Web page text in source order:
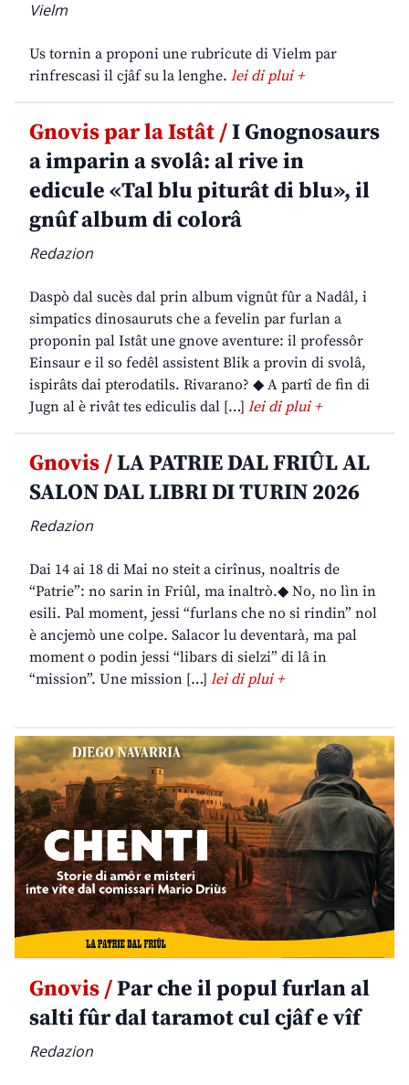
Vielm
Us tornin a proponi une rubricute di Vielm par
rinfrescasi il cjâf su la lenghe. lei di plui +
Gnovis par la Istât /I Gnognosaurs
a imparin a svolâ: al rive in
edicule «Tal blu piturât di blu», il
gnûf album di colorâ
Redazion
Daspò dal sucès dal prin album vignût fûr a Nadâl, i
simpatics dinosauruts che a fevelin par furlan a
proponin pal Istât une gnove aventure: il professôr
Einsaur e il so fedêl assistent Blik a provin di svolâ,
ispirâts dai pterodatils. Rivarano? ◆ A partî de fin di
Jugn al è rivât tes ediculis dal […] lei di plui +
Gnovis /LA PATRIE DAL FRIÛL AL
SALON DAL LIBRI DI TURIN 2026
Redazion
Dai 14 ai 18 di Mai no steit a cirînus, noaltris de
“Patrie”: no sarin in Friûl, ma inaltrò.◆ No, no lìn in
esili. Pal moment, jessi “furlans che no si rindin” nol
è ancjemò une colpe. Salacor lu deventarà, ma pal
moment o podin jessi “libars di sielzi” di lâ in
“mission”. Une mission […] lei di plui +
Gnovis /Par che il popul furlan al
salti fûr dal taramot cul cjâf e vîf
Redazion